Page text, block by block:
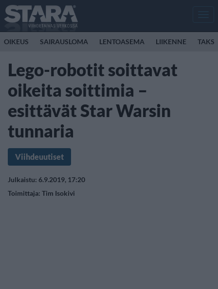
OIKEUS SAIRAUSLOMA LENTOASEMA LIIKENNE TAKSI
Lego-robotit soittavat
oikeita soittimia –
esittävät Star Warsin
tunnaria
Viihdeuutiset
Julkaistu: 6.9.2019, 17:20
Toimittaja: Tim Isokivi